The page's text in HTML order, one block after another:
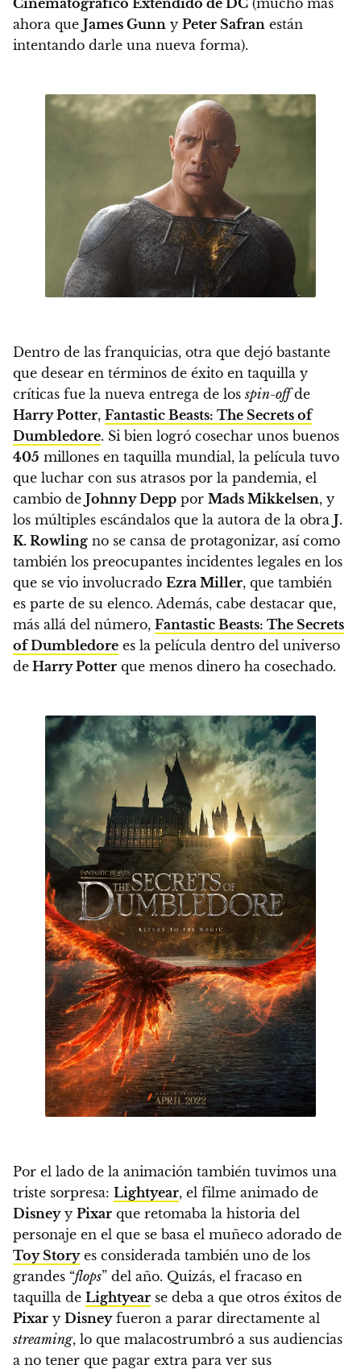
ahora que James Gunn y Peter Safran están
intentando darle una nueva forma).
Dentro de las franquicias, otra que dejó bastante
que desear en términos de éxito en taquilla y
críticas fue la nueva entrega de losspin-offde
Harry Potter, Fantastic Beasts: The Secrets of
Dumbledore. Si bien logró cosechar unos buenos
405 millones en taquilla mundial, la película tuvo
que luchar con sus atrasos por la pandemia, el
cambio de Johnny Depp por Mads Mikkelsen, y
los múltiples escándalos que la autora de la obra J.
K. Rowling no se cansa de protagonizar, así como
también los preocupantes incidentes legales en los
que se vio involucrado Ezra Miller, que también
es parte de su elenco. Además, cabe destacar que,
más allá del número, Fantastic Beasts: The Secrets
of Dumbledore es la película dentro del universo
de Harry Potter que menos dinero ha cosechado.
Por el lado de la animación también tuvimos una
triste sorpresa: Lightyear, el filme animado de
Disneyy Pixar que retomaba la historia del
personaje en el que se basa el muñeco adorado de
Toy Storyes considerada también uno de los
grandes “flops” del año. Quizás, el fracaso en
taquilla de Lightyear se deba a que otros éxitos de
Pixar y Disneyfueron a parar directamente al
streaming, lo que malacostrumbró a sus audiencias
a no tener que pagar extra para ver sus